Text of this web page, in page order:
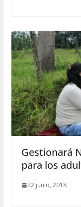
Gestionará
para los
22 junio, 2018